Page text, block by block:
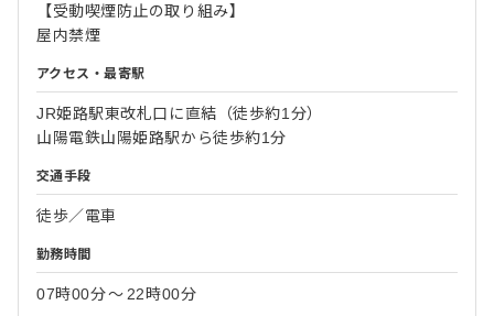
【受動喫煙防止の取り組み】
屋内禁煙
アクセス・最寄駅
JR姫路駅東改札口に直結（徒歩約1分）
山陽電鉄山陽姫路駅から徒歩約1分
交通手段
徒歩／電車
勤務時間
07時00分〜 22時00分